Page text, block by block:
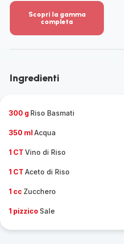
Scopri la gamma
completa
dettagli
la
Ingredienti
300 g Riso Basmati
350 ml Acqua
1 CT Vino di Riso
1 CT Aceto di Riso
1 cc Zucchero
1 pizzico Sale